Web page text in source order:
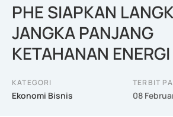
PHE SIAPKAN
JANGKA PANJANG
KETAHANAN ENERGI
KATEGORI
Ekonomi Bisnis
TERBIT
08